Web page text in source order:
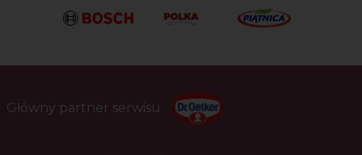
Główny partner serwisu